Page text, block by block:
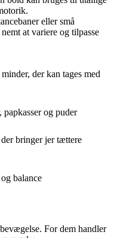
eller små
at variere og tilpasse
der kan tages med
og puder
bringer jer tættere
balance
For dem handler